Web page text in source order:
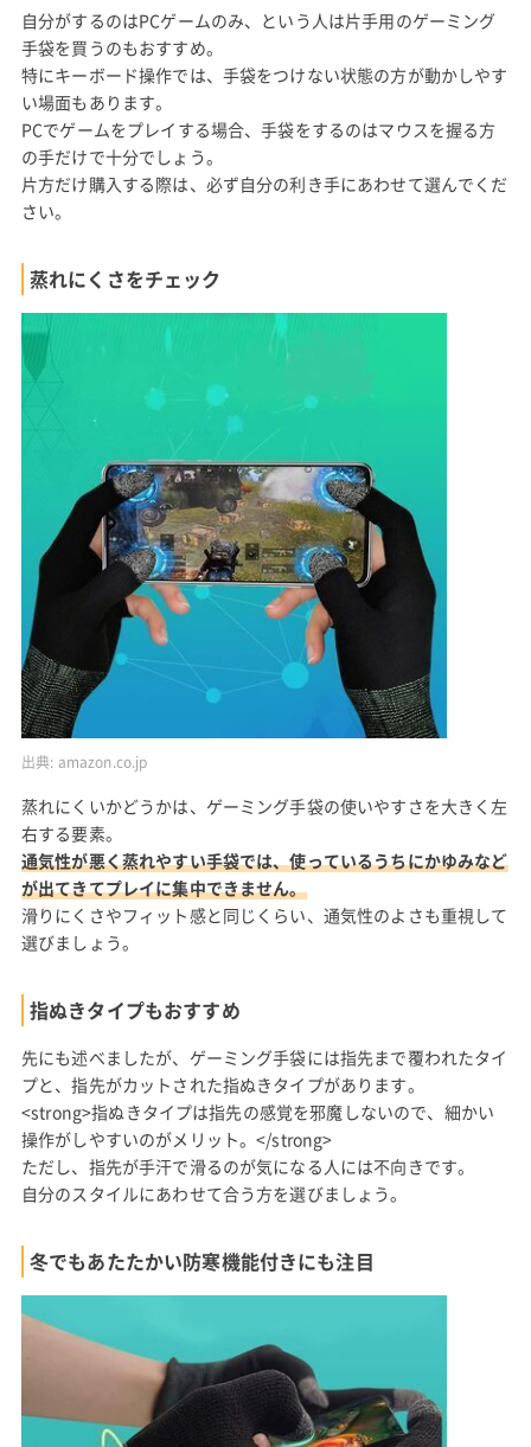
自分がするのはPCゲームのみ、という人は片手用のゲーミング
手袋を買うのもおすすめ。
特にキーボード操作では、手袋をつけない状態の方が動かしやす
い場面もあります。
PCでゲームをプレイする場合、手袋をするのはマウスを握る方
の手だけで十分でしょう。
片方だけ購入する際は、必ず自分の利き手にあわせて選んでくだ
さい。
蒸れにくさをチェック
出典: amazon.co.jp
蒸れにくいかどうかは、ゲーミング手袋の使いやすさを大きく左
右する要素。
通気性が悪く蒸れやすい手袋では、使っているうちにかゆみなど
が出てきてプレイに集中できません。
滑りにくさやフィット感と同じくらい、通気性のよさも重視して
選びましょう。
指ぬきタイプもおすすめ
先にも述べましたが、ゲーミング手袋には指先まで覆われたタイ
プと、指先がカットされた指ぬきタイプがあります。
<strong>指ぬきタイプは指先の感覚を邪魔しないので、細かい
操作がしやすいのがメリット。</strong>
ただし、指先が手汗で滑るのが気になる人には不向きです。
自分のスタイルにあわせて合う方を選びましょう。
冬でもあたたかい防寒機能付きにも注目